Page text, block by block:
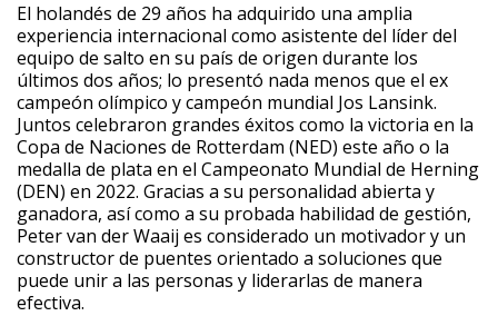
El holandés de 29 años ha adquirido una amplia
experiencia internacional como asistente del líder del
equipo de salto en su país de origen durante los
últimos dos años; lo presentó nada menos que el ex
campeón olímpico y campeón mundial Jos Lansink.
Juntos celebraron grandes éxitos como la victoria en la
Copa de Naciones de Rotterdam (NED) este año o la
medalla de plata en el Campeonato Mundial de Herning
(DEN) en 2022. Gracias a su personalidad abierta y
ganadora, así como a su probada habilidad de gestión,
Peter van der Waaij es considerado un motivador y un
constructor de puentes orientado a soluciones que
puede unir a las personas y liderarlas de manera
efectiva.